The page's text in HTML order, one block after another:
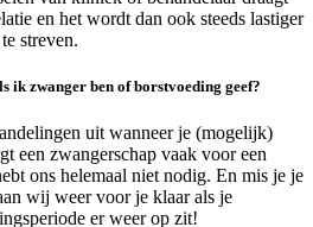
en het wordt dan ook steeds lastiger
streven.
ik zwanger ben of borstvoeding geef?
uit wanneer je (mogelijk)
een zwangerschap vaak voor een
ons helemaal niet nodig. En mis je je
wij weer voor je klaar als je
er weer op zit!